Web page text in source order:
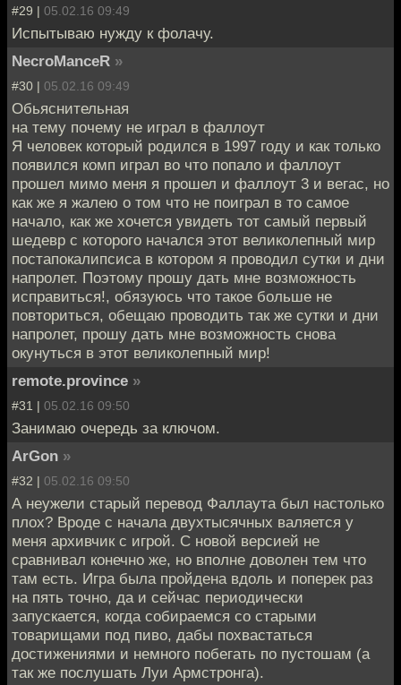
#29 | 05.02.16 09:49
Испытываю нужду к фолачу.
NecroManceR »
#30 | 05.02.16 09:49
Обьяснительная
на тему почему не играл в фаллоут
Я человек который родился в 1997 году и как только
появился комп играл во что попало и фаллоут
прошел мимо меня я прошел и фаллоут 3 и вегас, но
как же я жалею о том что не поиграл в то самое
начало, как же хочется увидеть тот самый первый
шедевр с которого начался этот великолепный мир
постапокалипсиса в котором я проводил сутки и дни
напролет. Поэтому прошу дать мне возможность
исправиться!, обязуюсь что такое больше не
повториться, обещаю проводить так же сутки и дни
напролет, прошу дать мне возможность снова
окунуться в этот великолепный мир!
remote.province »
#31 | 05.02.16 09:50
Занимаю очередь за ключом.
ArGon »
#32 | 05.02.16 09:50
А неужели старый перевод Фаллаута был настолько
плох? Вроде с начала двухтысячных валяется у
меня архивчик с игрой. С новой версией не
сравнивал конечно же, но вполне доволен тем что
там есть. Игра была пройдена вдоль и поперек раз
на пять точно, да и сейчас периодически
запускается, когда собираемся со старыми
товарищами под пиво, дабы похвастаться
достижениями и немного побегать по пустошам (а
так же послушать Луи Армстронга).